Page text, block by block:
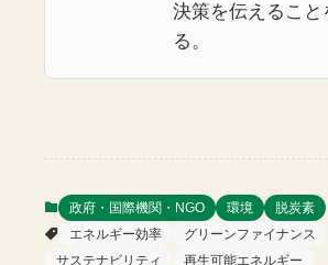
決策を伝えること
る。
政府・国際機関・NGO 環境
脱炭素
エネルギー効率
グリーンファイナンス
サステナビリティ
再生可能エネルギー